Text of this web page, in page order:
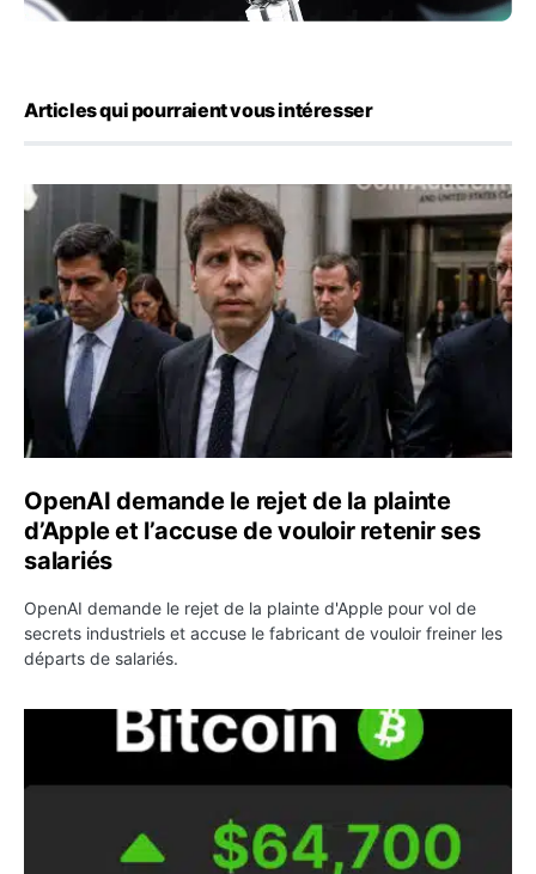
Articles qui pourraient vous intéresser
OpenAI demande le rejet de la plainte d’Apple et
OpenAI demande le rejet de la plainte
d’Apple et l’accuse de vouloir retenir ses
salariés
OpenAI demande le rejet de la plainte d'Apple pour vol de
secrets industriels et accuse le fabricant de vouloir freiner les
départs de salariés.
Bitcoin grimpe au-dessus de 64 000 dollars avant